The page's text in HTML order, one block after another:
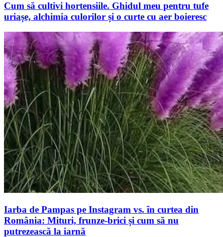
Cum să cultivi hortensiile. Ghidul meu pentru tufe
uriașe, alchimia culorilor și o curte cu aer boieresc
Iarba de Pampas pe Instagram vs. în curtea din
România: Mituri, frunze-brici și cum să nu
putrezească la iarnă